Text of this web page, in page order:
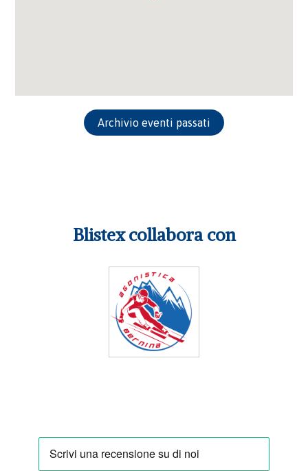
Archivio eventi passati
Blistex collabora con